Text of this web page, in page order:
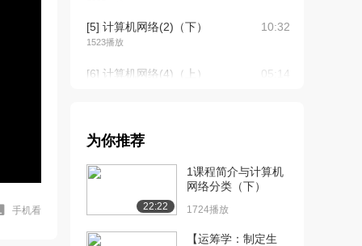
手机看
[5] 计算机网络(2)（下）
1523播放
10:32
[6] 计算机网络(4)（上） 05:14
1483播放
[8] 计算机网络(5)（上） 10:49
[9] 计算机网络(5)（下）
921播放
为你推荐
22:22
1课程简介与计算机
网络分类（下）
1724播放
【运筹学：制定生